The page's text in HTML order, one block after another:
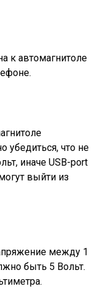
к автомагнитоле
убедиться, что не
иначе USB-port
выйти из
между 1
быть 5 Вольт.